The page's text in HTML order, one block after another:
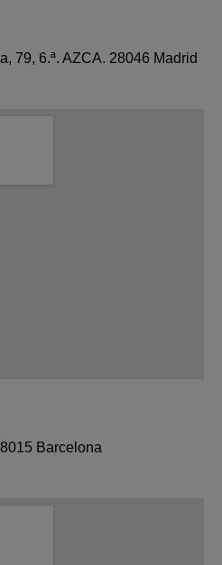
79, 6.ª. AZCA. 28046 Madrid
Barcelona